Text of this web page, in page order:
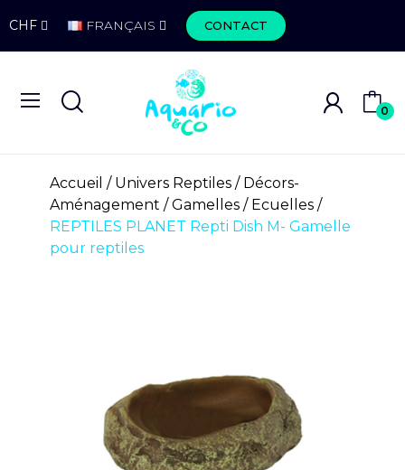
CHF FRANÇAIS CONTACT
0
Accueil Univers Reptiles
Décors-
Aménagement
Gamelles / Ecuelles
REPTILES PLANET Repti Dish M- Gamelle
pour reptiles